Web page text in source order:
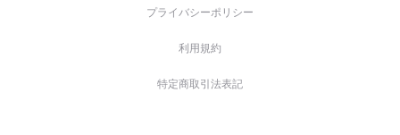
プライバシーポリシー
利用規約
特定商取引法表記